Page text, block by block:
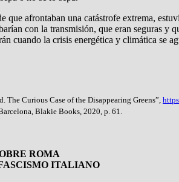
afrontaban una catástrofe extrema,
con la transmisión, que eran seguras
cuando la crisis energética y climática se
The Curious Case of the Disappearing Greens”,
Blakie Books, 2020, p. 61.
ROMA
ITALIANO